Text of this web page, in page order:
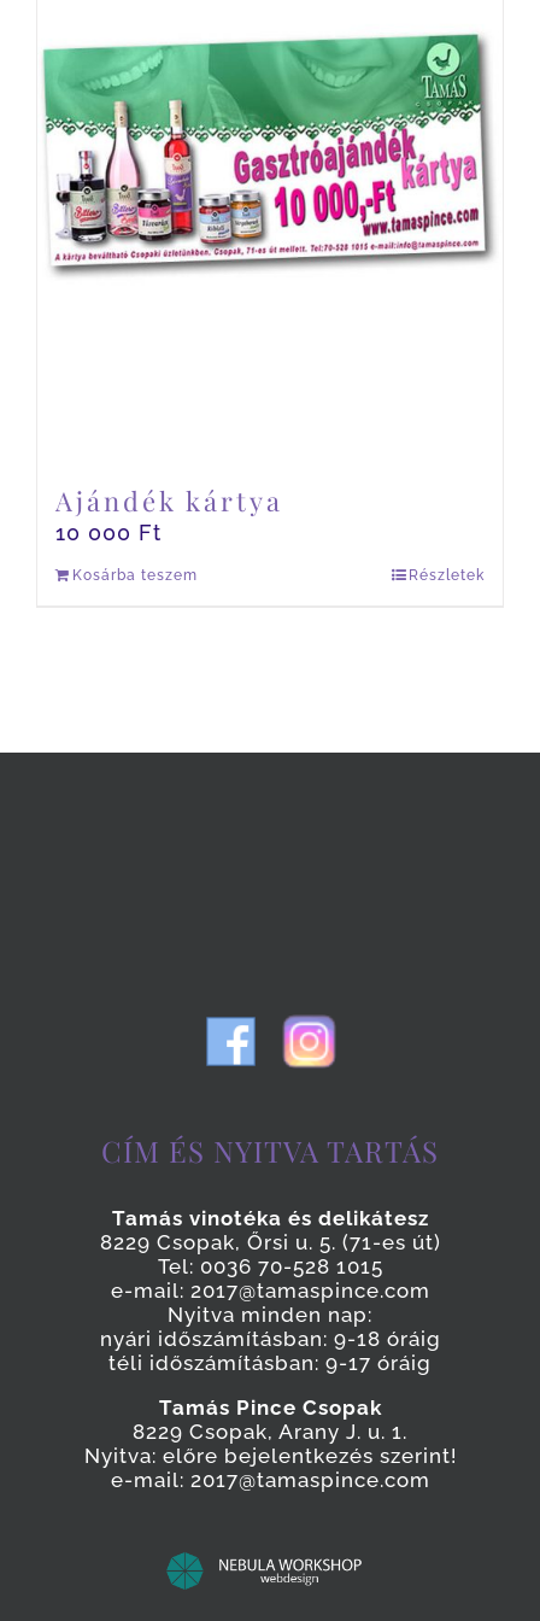
Ajándék kártya
10 000 Ft
Kosárba teszem Részletek
CÍM ÉS NYITVA TARTÁS
Tamás vinotéka és delikátesz
8229 Csopak, Őrsi u. 5. (71-es út)
Tel: 0036 70-528 1015
e-mail: 2017@tamaspince.com
Nyitva minden nap:
nyári időszámításban: 9-18 óráig
téli időszámításban: 9-17 óráig
Tamás Pince Csopak
8229 Csopak, Arany J. u. 1.
Nyitva: előre bejelentkezés szerint!
e-mail: 2017@tamaspince.com